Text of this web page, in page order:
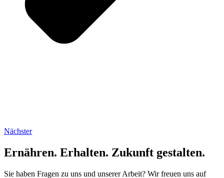
Nächster
Ernähren. Erhalten. Zukunft gestalten.
Sie haben Fragen zu uns und unserer Arbeit? Wir freuen uns auf